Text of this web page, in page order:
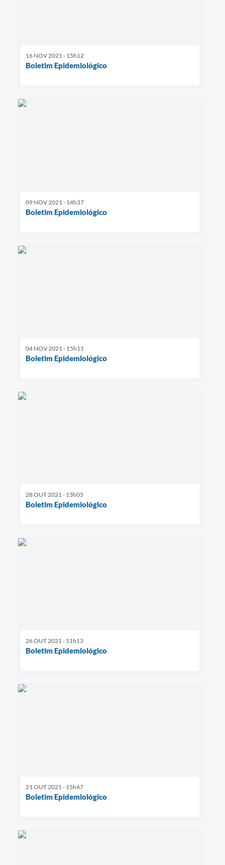
16 NOV 2021 - 15h12
Boletim Epidemiológico
09 NOV 2021 - 14h37
Boletim Epidemiológico
04 NOV 2021 - 15h11
Boletim Epidemiológico
28 OUT 2021 - 13h05
Boletim Epidemiológico
26 OUT 2021 - 11h13
Boletim Epidemiológico
21 OUT 2021 - 15h47
Boletim Epidemiológico